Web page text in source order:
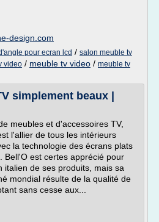
design.com
pour ecran lcd / salon meuble tv
video / meuble tv video / meuble tv
simplement beaux |
meubles et d'accessoires TV,
l'allier de tous les intérieurs
la technologie des écrans plats
Bell'O est certes apprécié pour
italien de ses produits, mais sa
mondial résulte de la qualité de
sans cesse aux...